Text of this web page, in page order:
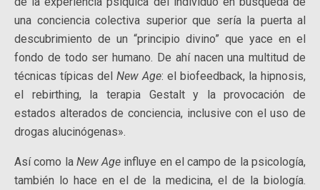
una conciencia colectiva superior que sería la puerta al
descubrimiento de un “principio divino” que yace en el
fondo de todo ser humano. De ahí nacen una multitud de
técnicas típicas del New Age: el biofeedback, la hipnosis,
el rebirthing, la terapia Gestalt y la provocación de
estados alterados de conciencia, inclusive con el uso de
drogas alucinógenas».
Así como laNew Age influye en el campo de la psicología,
también lo hace en el de la medicina, el de la biología.